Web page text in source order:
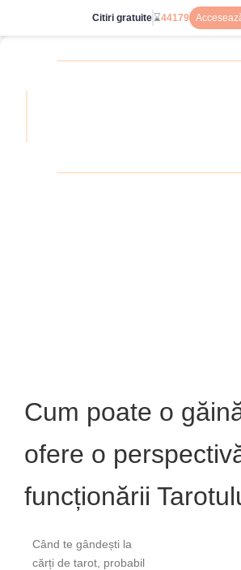
Citiri gratuite⌛44179
Cum poate o
ofere o
funcționării
Când te gândești la
cărți de tarot, probabil